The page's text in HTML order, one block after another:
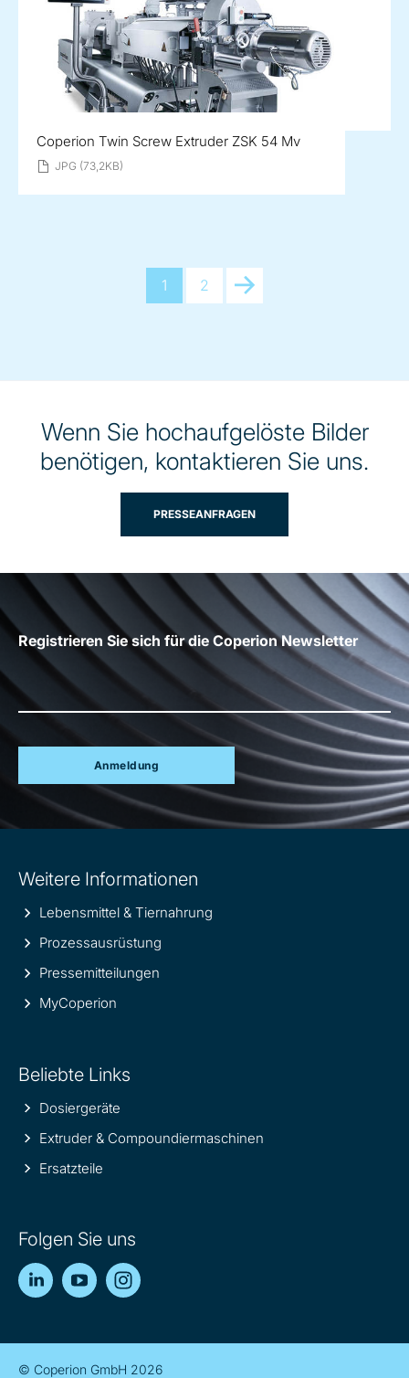
Coperion Twin Screw Extruder ZSK 54 Mv
JPG (73,2KB)
1 2
Wenn Sie hochaufgelöste Bilder
benötigen, kontaktieren Sie uns.
PRESSEANFRAGEN
Registrieren Sie sich für die Coperion Newsletter
Anmeldung
information
Weitere Informationen
Lebensmittel & Tiernahrung
Prozessausrüstung
Pressemitteilungen
MyCoperion
Beliebte Links
Dosiergeräte
Extruder & Compoundiermaschinen
Ersatzteile
Folgen Sie uns
LinkedInYouTube
© Coperion GmbH 2026